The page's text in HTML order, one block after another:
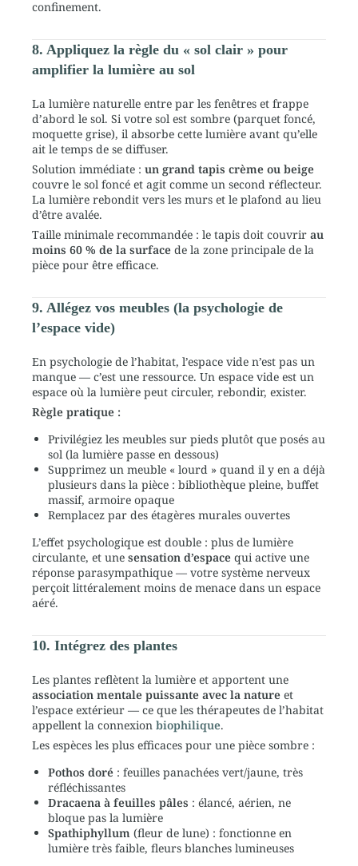
confinement.
8. Appliquez la règle du « sol clair » pour
amplifier la lumière au sol
La lumière naturelle entre par les fenêtres et frappe
d’abord le sol. Si votre sol est sombre (parquet foncé,
moquette grise), il absorbe cette lumière avant qu’elle
ait le temps de se diffuser.
Solution immédiate : un grand tapis crème ou beige
couvre le sol foncé et agit comme un second réflecteur.
La lumière rebondit vers les murs et le plafond au lieu
d’être avalée.
Taille minimale recommandée : le tapis doit couvrir au
moins 60 % de la surface de la zone principale de la
pièce pour être efficace.
9. Allégez vos meubles (la psychologie de
l’espace vide)
En psychologie de l’habitat, l’espace vide n’est pas un
manque — c’est une ressource. Un espace vide est un
espace où la lumière peut circuler, rebondir, exister.
Règle pratique :
Privilégiez les meubles sur pieds plutôt que posés au
sol (la lumière passe en dessous)
Supprimez un meuble « lourd » quand il y en a déjà
plusieurs dans la pièce : bibliothèque pleine, buffet
massif, armoire opaque
Remplacez par des étagères murales ouvertes
L’effet psychologique est double : plus de lumière
circulante, et une sensation d’espace qui active une
réponse parasympathique — votre système nerveux
perçoit littéralement moins de menace dans un espace
aéré.
10. Intégrez des plantes
Les plantes reflètent la lumière et apportent une
association mentale puissante avec la nature et
l’espace extérieur — ce que les thérapeutes de l’habitat
appellent la connexion biophilique.
Les espèces les plus efficaces pour une pièce sombre :
Pothos doré : feuilles panachées vert/jaune, très
réfléchissantes
Dracaena à feuilles pâles : élancé, aérien, ne
bloque pas la lumière
Spathiphyllum (fleur de lune) : fonctionne en
lumière très faible, fleurs blanches lumineuses